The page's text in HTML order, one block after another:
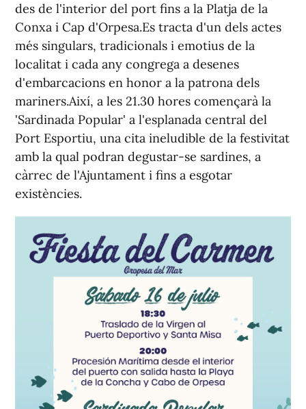
des de l'interior del port fins a la Platja de la
Conxa i Cap d'Orpesa.Es tracta d'un dels actes
més singulars, tradicionals i emotius de la
localitat i cada any congrega a desenes
d'embarcacions en honor a la patrona dels
mariners.Així, a les 21.30 hores començarà la
'Sardinada Popular' a l'esplanada central del
Port Esportiu, una cita ineludible de la festivitat
amb la qual podran degustar-se sardines, a
càrrec de l'Ajuntament i fins a esgotar
existències.